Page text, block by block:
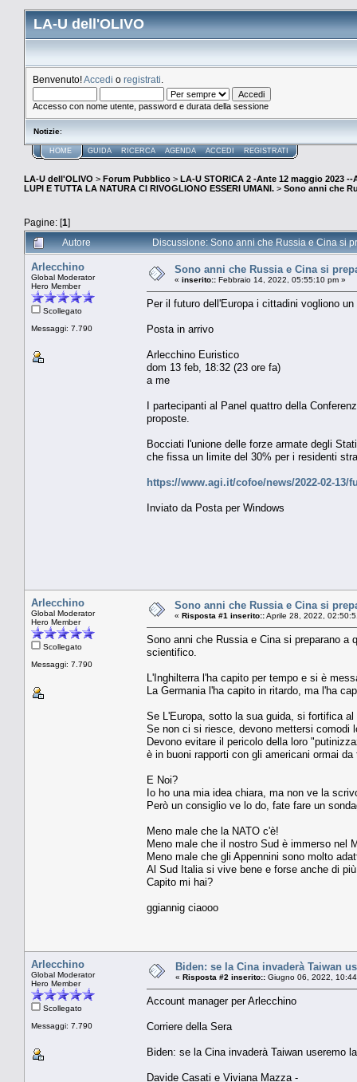
LA-U dell'OLIVO
Benvenuto!Accedi o registrati
Accesso con nome utente, password e durata della sessione
Notizie:
HOME GUIDA RICERCA AGENDA ACCEDI REGISTRATI
LA-U dell'OLIVO > Forum Pubblico > LA-U STORICA 2 -Ante 12 maggio 2023 --
LUPI E TUTTA LA NATURA CI RIVOGLIONO ESSERI UMANI. > Sono anni che
Pagine: [1]
Autore
Discussione: Sono anni che Russia e Cina si
Arlecchino
Global Moderator
Hero Member
Scollegato
Messaggi: 7.790
Sono anni che Russia e Cina si
« inserito:: Febbraio 14, 2022, 05:55:10 pm »
Per il futuro dell'Europa i cittadini vogliono
Posta in arrivo
Arlecchino Euristico
dom 13 feb, 18:32 (23 ore fa)
a me
I partecipanti al Panel quattro della
proposte.
Bocciati l'unione delle forze armate degli
che fissa un limite del 30% per i residenti
https://www.agi.it/cofoe/news/2022-02-
Inviato da Posta per Windows
Arlecchino
Global Moderator
Hero Member
Scollegato
Messaggi: 7.790
Sono anni che Russia e Cina si
« Risposta #1 inserito::Aprile 28, 2022,
Sono anni che Russia e Cina si preparano
scientifico.
L'Inghilterra l'ha capito per tempo e si è
La Germania l'ha capito in ritardo, ma l'ha
Se L'Europa, sotto la sua guida, si fortifica
Se non ci si riesce, devono mettersi comodi
Devono evitare il pericolo della loro
è in buoni rapporti con gli americani ormai da
E Noi?
Io ho una mia idea chiara, ma non ve la
Però un consiglio ve lo do, fate fare un
Meno male che la NATO c'è!
Meno male che il nostro Sud è immerso nel
Meno male che gli Appennini sono molto
Al Sud Italia si vive bene e forse anche di
Capito mi hai?
ggiannig ciaooo
Arlecchino
Global Moderator
Hero Member
Scollegato
Messaggi: 7.790
Biden: se la Cina invaderà Taiwan
« Risposta #2 inserito:: Giugno 06, 2022,
Account manager per Arlecchino
Corriere della Sera
Biden: se la Cina invaderà Taiwan useremo
Davide Casati e Viviana Mazza -